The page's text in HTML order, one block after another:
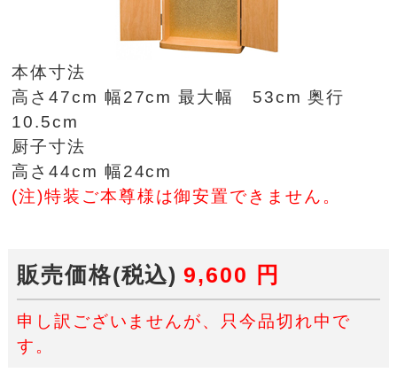
本体寸法
高さ47cm 幅27cm 最大幅 53cm 奥行
10.5cm
厨子寸法
高さ44cm 幅24cm
(注)特装ご本尊様は御安置できません。
販売価格(税込) 9,600 円
申し訳ございませんが、只今品切れ中で
す。